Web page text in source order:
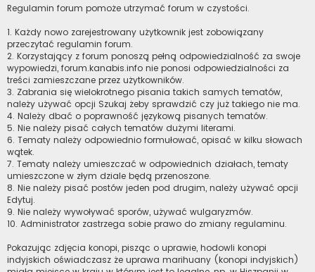
Regulamin forum pomoże utrzymać forum w czystości.
1. Każdy nowo zarejestrowany użytkownik jest zobowiązany
przeczytać regulamin forum.
2. Korzystający z forum ponoszą pełną odpowiedzialność za swoje
wypowiedzi, forum.kanabis.info nie ponosi odpowiedzialności za
treści zamieszczane przez użytkowników.
3. Zabrania się wielokrotnego pisania takich samych tematów,
należy używać opcji Szukaj żeby sprawdzić czy już takiego nie ma.
4. Należy dbać o poprawność językową pisanych tematów.
5. Nie należy pisać całych tematów dużymi literami.
6. Tematy należy odpowiednio formułować, opisać w kilku słowach
wątek.
7. Tematy należy umieszczać w odpowiednich działach, tematy
umieszczone w złym dziale będą przenoszone.
8. Nie należy pisać postów jeden pod drugim, należy używać opcji
Edytuj.
9. Nie należy wywoływać sporów, używać wulgaryzmów.
10. Administrator zastrzega sobie prawo do zmiany regulaminu.
Pokazując zdjęcia konopi, pisząc o uprawie, hodowli konopi
indyjskich oświadczasz że uprawa marihuany (konopi indyjskich)